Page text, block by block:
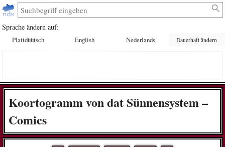
Sprache ändern auf:
Plattdüütsch English Nederlands Dauerhaft ändern
Koortogramm von dat Sünnensystem –
Comics